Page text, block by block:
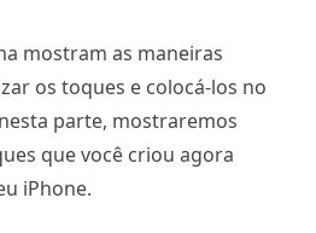
mostram as maneiras
os toques e colocá-los no
parte, mostraremos
que você criou agora
iPhone.